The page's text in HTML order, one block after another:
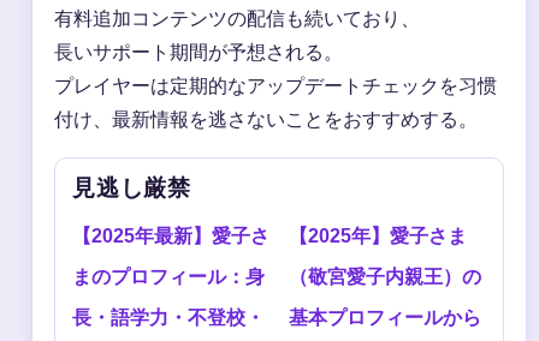
有料追加コンテンツの配信も続いており、
長いサポート期間が予想される。
プレイヤーは定期的なアップデートチェックを习惯
付け、最新情報を逃さないことをおすすめする。
見逃し厳禁
【2025年最新】愛子さ
まのプロフィール：身
長・語学力・不登校・
【2025年】愛子さま
（敬宮愛子内親王）の
基本プロフィールから